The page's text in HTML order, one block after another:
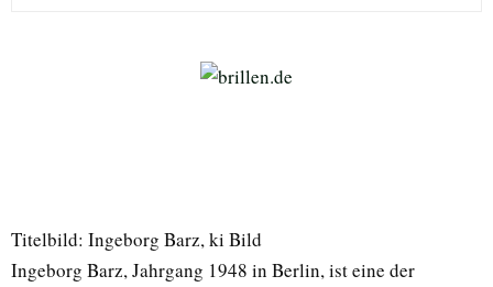
Titelbild: Ingeborg Barz, ki Bild
Ingeborg Barz, Jahrgang 1948 in Berlin, ist eine der